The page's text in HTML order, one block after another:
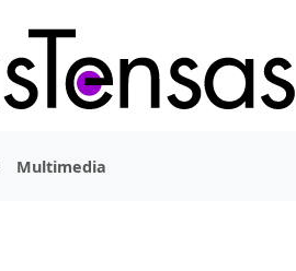
Multimedia